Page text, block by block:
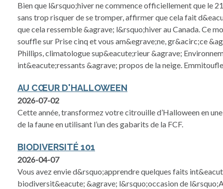
Bien que l&rsquo;hiver ne commence officiellement que le
sans trop risquer de se tromper, affirmer que cela fait
que cela ressemble &agrave; l&rsquo;hiver au Canada. Ce
souffle sur Prise cinq et vous am&egrave;ne, gr&acirc;ce
Phillips, climatologue sup&eacute;rieur &agrave;
int&eacute;ressants &agrave; propos de la neige.
AU CŒUR D'HALLOWEEN
2026-07-02
Cette année, transformez votre citrouille d’Halloween en
de la faune en utilisant l’un des gabarits de la FCF.
BIODIVERSITÉ 101
2026-04-07
Vous avez envie d&rsquo;apprendre quelques faits
biodiversit&eacute; &agrave; l&rsquo;occasion de